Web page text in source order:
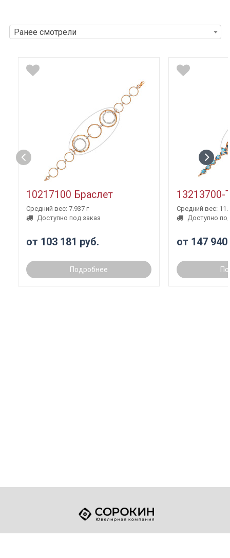
Ранее смотрели
10217100 Браслет
Средний вес: 7.937 г
Доступно под заказ
от 103 181 руб.
Подробнее
13213700-
Средний вес:
Доступно
от 147 940